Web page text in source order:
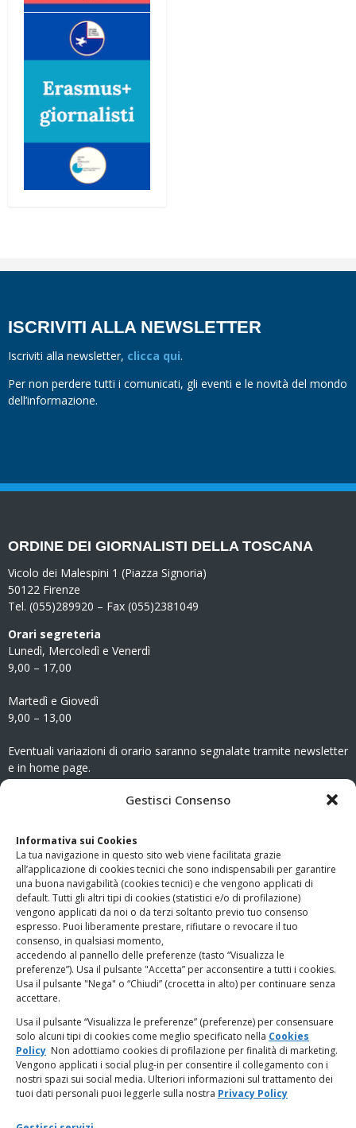
Gestisci Consenso
Informativa sui Cookies
La tua navigazione in questo sito web viene facilitata grazie
all’applicazione di cookies tecnici che sono indispensabili per garantire
una buona navigabilità (cookies tecnici) e che vengono applicati di
default. Tutti gli altri tipi di cookies (statistici e/o di profilazione)
vengono applicati da noi o da terzi soltanto previo tuo consenso
espresso. Puoi liberamente prestare, rifiutare o revocare il tuo
consenso, in qualsiasi momento,
accedendo al pannello delle preferenze (tasto “Visualizza le
preferenze”). Usa il pulsante "Accetta” per acconsentire a tutti i cookies.
Usa il pulsante "Nega" o “Chiudi” (crocetta in alto) per continuare senza
accettare.
Usa il pulsante “Visualizza le preferenze” (preferenze) per consensuare
solo alcuni tipi di cookies come meglio specificato nella Cookies
Policy Non adottiamo cookies di profilazione per finalità di marketing.
Vengono applicati i social plug-in per consentire il collegamento con i
nostri spazi sui social media. Ulteriori informazioni sul trattamento dei
tuoi dati personali puoi leggerle sulla nostra Privacy Policy
ISCRIVITI ALLA NEWSLETTER
Iscriviti alla newsletter, clicca qui.
Per non perdere tutti i comunicati, gli eventi e le novità del mondo
dell’informazione.
ORDINE DEI GIORNALISTI DELLA TOSCANA
Vicolo dei Malespini 1 (Piazza Signoria)
50122 Firenze
Tel. (055)289920 – Fax (055)2381049
Orari segreteria
Lunedì, Mercoledì e Venerdì
9,00 – 17,00
Martedì e Giovedì
9,00 – 13,00
Eventuali variazioni di orario saranno segnalate tramite newsletter
e in home page.
www.odg.toscana.it – testata registrata presso il Tribunale di
Firenze al nr. 5208 dell’ 08.10.2002. Direttore responsabile:
Giampaolo Marchini – C.F. 80005790482
LINK UTILI
PagoPA
Privacy Policy
Regolamento categorie particolari di dati personali e dati
giudiziari
Amministrazione Trasparente